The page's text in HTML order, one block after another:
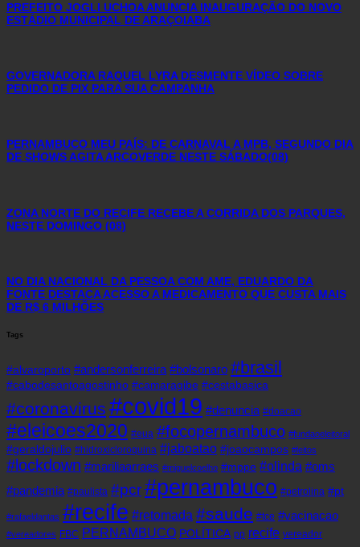
PREFEITO JOGLI UCHOA ANUNCIA INAUGURAÇÃO DO NOVO
ESTÁDIO MUNICIPAL DE ARAÇOIABA
GOVERNADORA RAQUEL LYRA DESMENTE VÍDEO SOBRE
PEDIDO DE PIX PARA SUA CAMPANHA
PERNAMBUCO MEU PAÍS: DE CARNAVAL A MPB, SEGUNDO DIA
DE SHOWS AGITA ARCOVERDE NESTE SÁBADO(08)
ZONA NORTE DO RECIFE RECEBE A CORRIDA DOS PARQUES,
NESTE DOMINGO (08)
NO DIA NACIONAL DA PESSOA COM AME, EDUARDO DA
FONTE DESTACA ACESSO A MEDICAMENTO QUE CUSTA MAIS
DE R$ 6 MILHÕES
Tags
#alvaroporto #andersonferreira #bolsonaro #brasil
#cabodesantoagostinho #camaragibe #cestabasica
#coronavirus #covid19 #denuncia #doacao
#eleicoes2020 #eua #focopernambuco #fundaoeleitoral
#geraldojulio #hidroxicloroquina #jaboatao #joaocampos #leitos
#lockdown #mariliaarraes #miguelcoelho #mppe #olinda #oms
#pandemia #paulista #pcr#pernambuco #petrolina #pt
#rafaeldantas #recife #retomada #saude #tce #vacinacao
#vereadores FBC PERNAMBUCO POLÍTICA pp recife vereador